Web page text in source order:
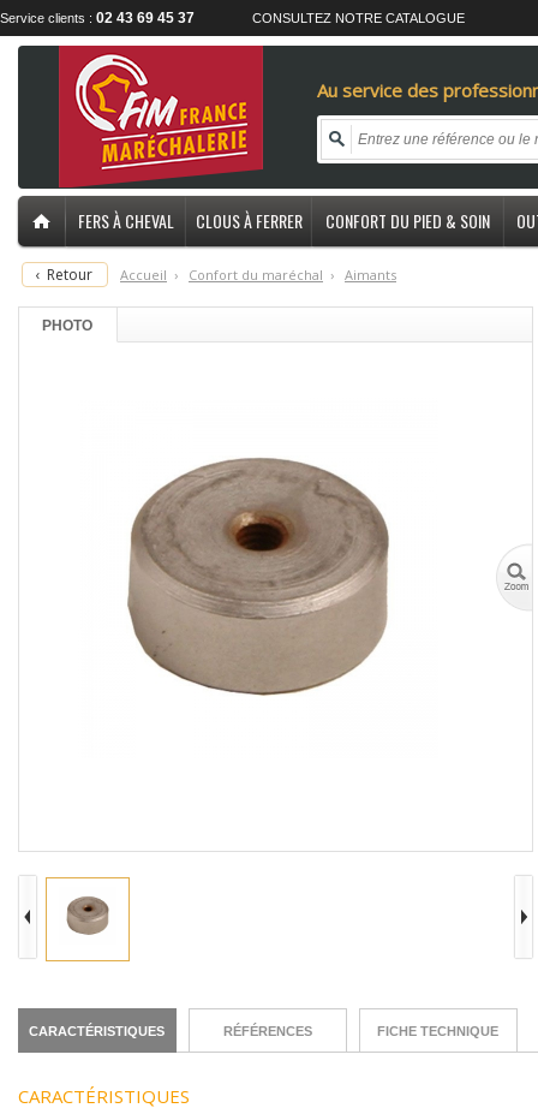
Service clients : 02 43 69 45 37 CONSULTEZ NOTRE CATALOGUE
Au service des
FERS À CHEVAL CLOUS À FERRER CONFORT DU PIED & SOIN
‹ Retour Accueil › Confort du maréchal › Aimants
PHOTO
CARACTÉRISTIQUES RÉFÉRENCES FICHE TECHNIQUE
CARACTÉRISTIQUES